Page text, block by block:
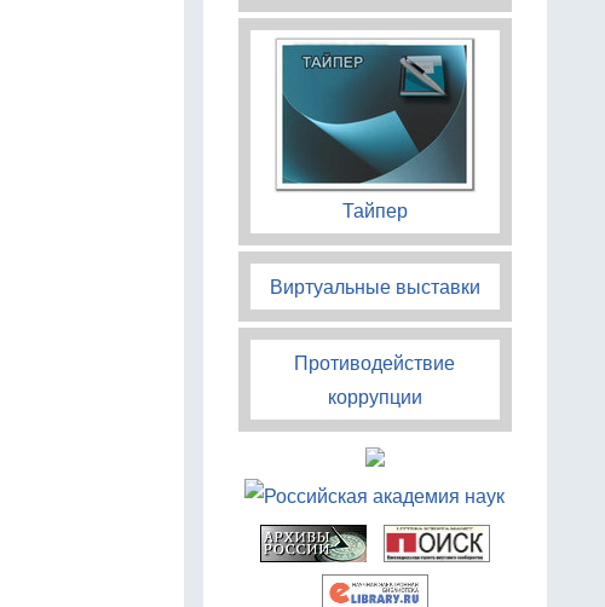
Тайпер
Виртуальные выставки
Противодействие
коррупции